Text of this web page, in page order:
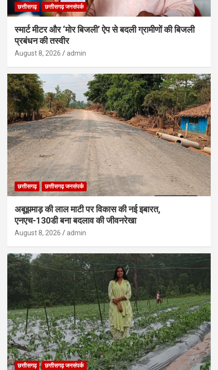
छत्तीसगढ़ छत्तीसगढ़ जनसंपर्क
स्मार्ट मीटर और ‘मोर बिजली’ ऐप से बदली ग्रामीणों की बिजली
प्रबंधन की तस्वीर
August 8, 2026 admin
छत्तीसगढ़ छत्तीसगढ़ जनसंपर्क
अबूझमाड़ की लाल माटी पर विकास की नई इबारत,
एनएच-130डी बना बदलाव की जीवनरेखा
August 8, 2026 admin
छत्तीसगढ़ छत्तीसगढ़ जनसंपर्क